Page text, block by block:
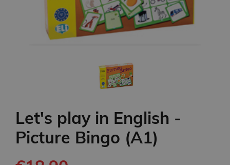
Let's play in English -
Picture Bingo (A1)